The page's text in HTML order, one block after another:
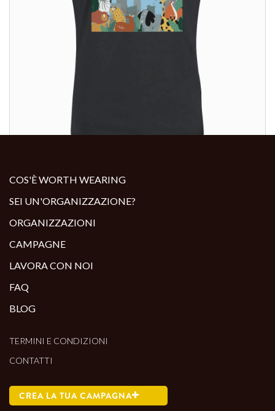
COS'È WORTH WEARING
SEI UN'ORGANIZZAZIONE?
ORGANIZZAZIONI
CAMPAGNE
LAVORA CON NOI
FAQ
BLOG
TERMINI E CONDIZIONI
CONTATTI
CREA LA TUA CAMPAGNA